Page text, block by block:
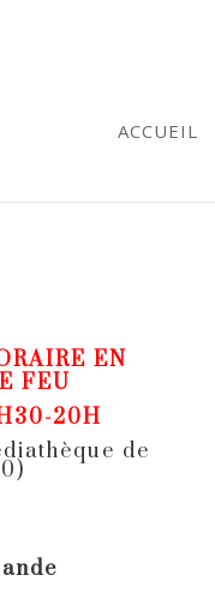
ACCUEIL
EN
FEU
20H
de